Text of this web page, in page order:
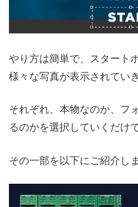
やり方は簡単で、スタート
様々な写真が表示されていき
それぞれ、本物なのか、フ
るのかを選択していくだけで
その一部を以下にご紹介しま